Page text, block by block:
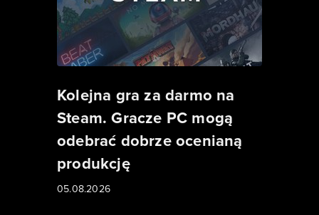
Kolejna gra za darmo na
Steam. Gracze PC mogą
odebrać dobrze ocenianą
produkcję
05.08.2026